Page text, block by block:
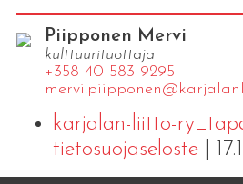
Piipponen Mervi
kulttuurituottaja
+358 40 583 9295
karjalan-liitto-
tietosuojaseloste|